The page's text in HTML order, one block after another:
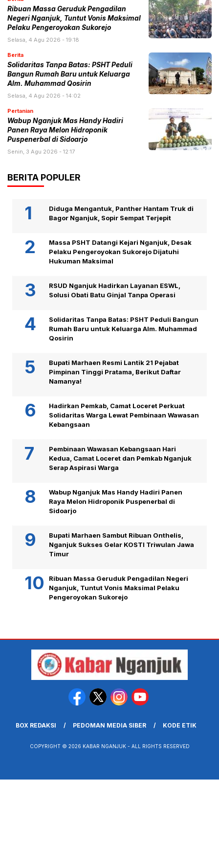
Ribuan Massa Geruduk Pengadilan
Negeri Nganjuk, Tuntut Vonis Maksimal
Pelaku Pengeroyokan Sukorejo
Selasa, 4 Agu 2026 - 19:18
Berita
Solidaritas Tanpa Batas: PSHT Peduli
Bangun Rumah Baru untuk Keluarga
Alm. Muhammad Qosirin
Selasa, 4 Agu 2026 - 14:02
Pertanian
Wabup Nganjuk Mas Handy Hadiri
Panen Raya Melon Hidroponik
Puspenerbal di Sidoarjo
Senin, 3 Agu 2026 - 12:17
BERITA POPULER
Diduga Mengantuk, Panther Hantam Truk di
Bagor Nganjuk, Sopir Sempat Terjepit
Massa PSHT Datangi Kejari Nganjuk, Desak
Pelaku Pengeroyokan Sukorejo Dijatuhi
Hukuman Maksimal
RSUD Nganjuk Hadirkan Layanan ESWL,
Solusi Obati Batu Ginjal Tanpa Operasi
Solidaritas Tanpa Batas: PSHT Peduli Bangun
Rumah Baru untuk Keluarga Alm. Muhammad
Qosirin
Bupati Marhaen Resmi Lantik 21 Pejabat
Pimpinan Tinggi Pratama, Berikut Daftar
Namanya!
Hadirkan Pemkab, Camat Loceret Perkuat
Solidaritas Warga Lewat Pembinaan Wawasan
Kebangsaan
Pembinaan Wawasan Kebangsaan Hari
Kedua, Camat Loceret dan Pemkab Nganjuk
Serap Aspirasi Warga
Wabup Nganjuk Mas Handy Hadiri Panen
Raya Melon Hidroponik Puspenerbal di
Sidoarjo
Bupati Marhaen Sambut Ribuan Onthelis,
Nganjuk Sukses Gelar KOSTI Triwulan Jawa
Timur
Ribuan Massa Geruduk Pengadilan Negeri
Nganjuk, Tuntut Vonis Maksimal Pelaku
Pengeroyokan Sukorejo
BOX REDAKSI PEDOMAN MEDIA SIBER KODE ETIK
COPYRIGHT © 2026 KABAR NGANJUK - ALL RIGHTS RESERVED